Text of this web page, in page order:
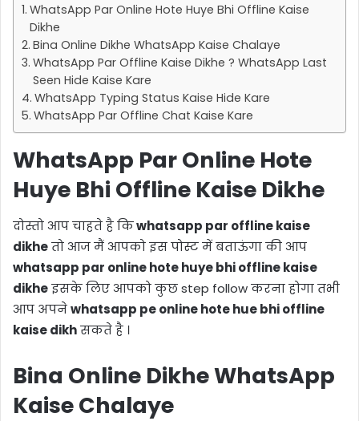
WhatsApp Par Online Hote Huye Bhi Offline Kaise
Dikhe
Bina Online Dikhe WhatsApp Kaise Chalaye
WhatsApp Par Offline Kaise Dikhe ? WhatsApp Last
Seen Hide Kaise Kare
WhatsApp Typing Status Kaise Hide Kare
WhatsApp Par Offline Chat Kaise Kare
WhatsApp Par Online Hote
Huye Bhi Offline Kaise Dikhe
दोस्तो आप चाहते है किwhatsapp par offline kaise
dikheतो आज मैं आपको इस पोस्ट में बताऊंगा की आप
whatsapp par online hote huye bhi offline kaise
dikheइसके लिए आपको कुछ step follow करना होगा तभी
आप अपनेwhatsapp pe online hote hue bhi offline
kaise dikhसकते है ।
Bina Online Dikhe WhatsApp
Kaise Chalaye